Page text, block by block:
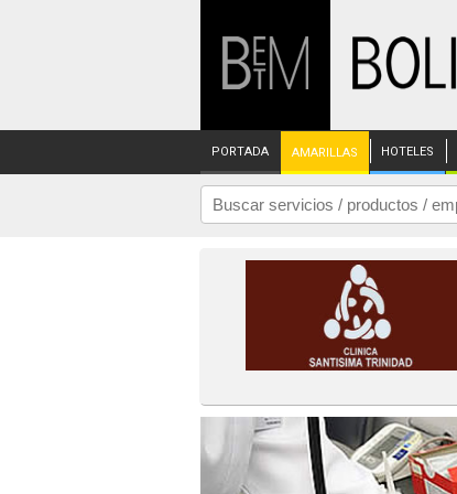
PORTADA AMARILLAS HOTELES